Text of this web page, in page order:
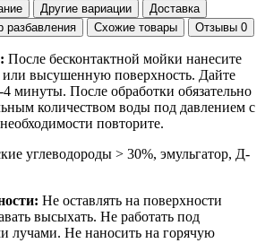
Другие вариации
Доставка
разбавления Схожие товары Отзывы 0
После бесконтактной мойки нанесите
высушенную поверхность. Дайте
4 минуты. После обработки обязательно
количеством воды под давлением с
повторите.
углеводороды > 30%, эмульгатор, Д-
Не оставлять на поверхности
высыхать. Не работать под
лучами. Не наносить на горячую